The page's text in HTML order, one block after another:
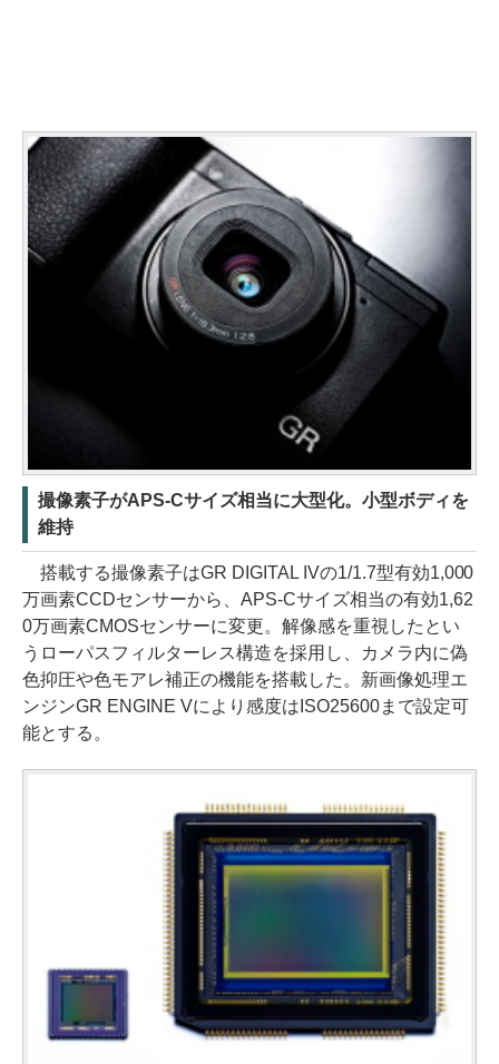
撮像素子がAPS-Cサイズ相当に大型化。小型ボディを
維持
搭載する撮像素子はGR DIGITAL IVの1/1.7型有効1,000
万画素CCDセンサーから、APS-Cサイズ相当の有効1,62
0万画素CMOSセンサーに変更。解像感を重視したとい
うローパスフィルターレス構造を採用し、カメラ内に偽
色抑圧や色モアレ補正の機能を搭載した。新画像処理エ
ンジンGR ENGINE Vにより感度はISO25600まで設定可
能とする。